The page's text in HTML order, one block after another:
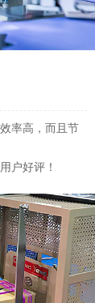
率高，而且节
户好评！